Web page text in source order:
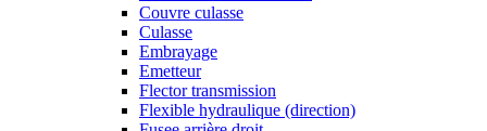
Couvre culasse
Culasse
Embrayage
Emetteur
Flector transmission
Flexible hydraulique (direction)